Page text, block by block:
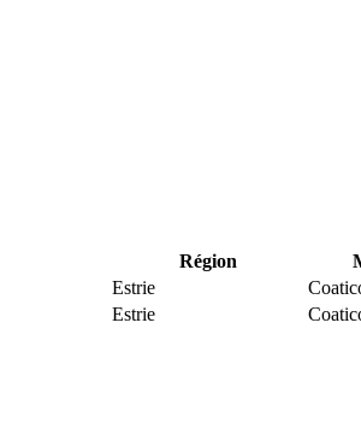
Région
Estrie
Estrie